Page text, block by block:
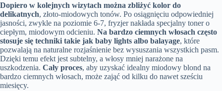
Dopiero w kolejnych wizytach można zbliżyć kolor do
delikatnych, złoto-miodowych tonów. Po osiągnięciu odpowiedniej
jasności, zwykle na poziomie 6-7, fryzjer nakłada specjalny toner o
ciepłym, miodowym odcieniu. Na bardzo ciemnych włosach często
stosuje się techniki takie jak baby lights albo balayage, które
pozwalają na naturalne rozjaśnienie bez wysuszania wszystkich pasm.
Dzięki temu efekt jest subtelny, a włosy mniej narażone na
uszkodzenia. Cały proces, aby uzyskać idealny miodowy blond na
bardzo ciemnych włosach, może zająć od kilku do nawet sześciu
miesięcy.